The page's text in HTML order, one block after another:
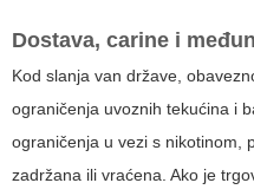
Dostava, carine i
Kod slanja van države,
ograničenja uvoznih tekućina i
ograničenja u vezi s nikotinom,
zadržana ili vraćena. Ako je